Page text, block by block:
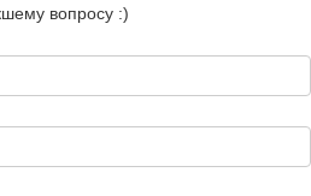
вопросу :)